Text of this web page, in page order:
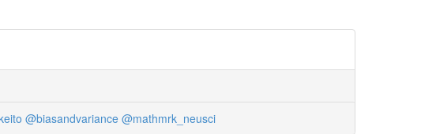
@biasandvariance @mathmrk_neusci